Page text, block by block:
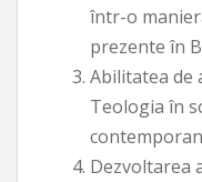
într-o
prezente în
Abilitatea de
Teologia în
Dezvoltarea